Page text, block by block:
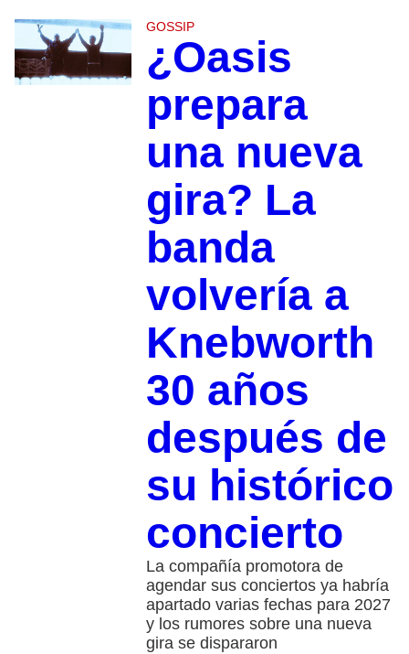
GOSSIP
¿Oasis
prepara
una nueva
gira? La
banda
volvería a
Knebworth
30 años
después de
su histórico
concierto
La compañía promotora de
agendar sus conciertos ya habría
apartado varias fechas para 2027
y los rumores sobre una nueva
gira se dispararon